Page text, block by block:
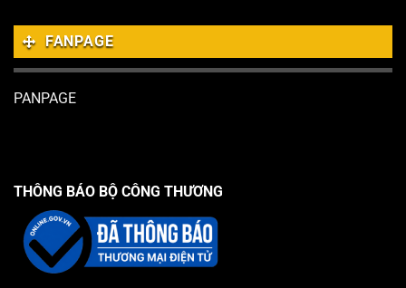
FANPAGE
PANPAGE
THÔNG BÁO BỘ CÔNG THƯƠNG